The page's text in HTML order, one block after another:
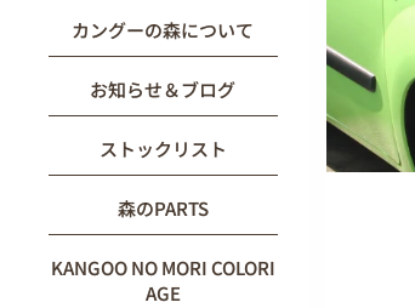
カングーの森について
お知らせ＆ブログ
ストックリスト
森のPARTS
KANGOO NO MORI COLORI
AGE